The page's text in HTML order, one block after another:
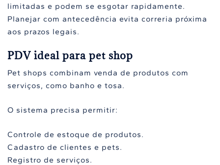
limitadas e podem se esgotar rapidamente.
Planejar com antecedência evita correria próxima
aos prazos legais.
PDV ideal para pet shop
Pet shops combinam venda de produtos com
serviços, como banho e tosa.
O sistema precisa permitir:
Controle de estoque de produtos.
Cadastro de clientes e pets.
Registro de serviços.